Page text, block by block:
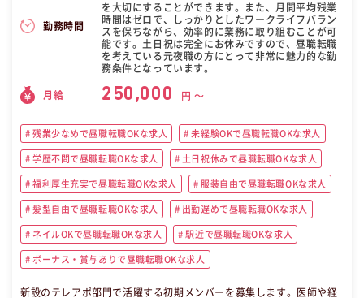
勤務時間
を大切にすることができます。また、月間平均残業
時間はゼロで、しっかりとしたワークライフバラン
スを保ちながら、効率的に業務に取り組むことが可
能です。土日祝は完全にお休みですので、昼職転職
を考えている元夜職の方にとって非常に魅力的な勤
務条件となっています。
月給 250,000 円 〜
残業少なめで昼職転職OKな求人 未経験OKで昼職転職OKな求人
学歴不問で昼職転職OKな求人 土日祝休みで昼職転職OKな求人
福利厚生充実で昼職転職OKな求人 服装自由で昼職転職OKな求人
髪型自由で昼職転職OKな求人 出勤遅めで昼職転職OKな求人
ネイルOKで昼職転職OKな求人 駅近で昼職転職OKな求人
ボーナス・賞与ありで昼職転職OKな求人
新設のテレアポ部門で活躍する初期メンバーを募集します。医師や経